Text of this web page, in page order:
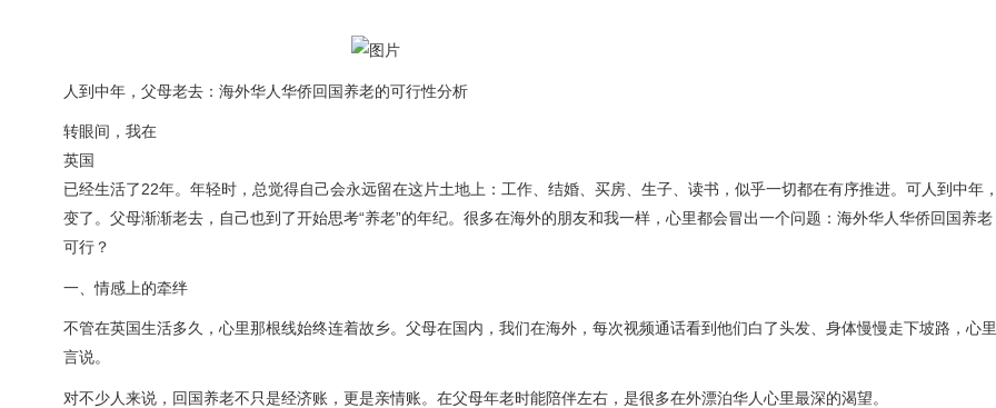
人到中年，父母老去：海外华人华侨回国养老的可行性分析
转眼间，我在
英国
已经生活了22年。年轻时，总觉得自己会永远留在这片土地上：工作、结婚、买房、生子、读书，似乎一切都在有序推进。可人到中年
变了。父母渐渐老去，自己也到了开始思考“养老”的年纪。很多在海外的朋友和我一样，心里都会冒出一个问题：海外华人华侨回国养
可行？
一、情感上的牵绊
不管在英国生活多久，心里那根线始终连着故乡。父母在国内，我们在海外，每次视频通话看到他们白了头发、身体慢慢走下坡路，心
言说。
对不少人来说，回国养老不只是经济账，更是亲情账。在父母年老时能陪伴左右，是很多在外漂泊华人心里最深的渴望。